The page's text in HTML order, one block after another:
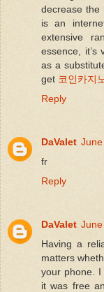
decrease the
is an
extensive
essence, it’s
as a
get 코인카지
Reply
DaValet
fr
Reply
DaValet
Having a
matters
your phone. I
it was free